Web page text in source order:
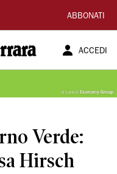
ABBONATI
ACCEDI
Verde:
Hirsch